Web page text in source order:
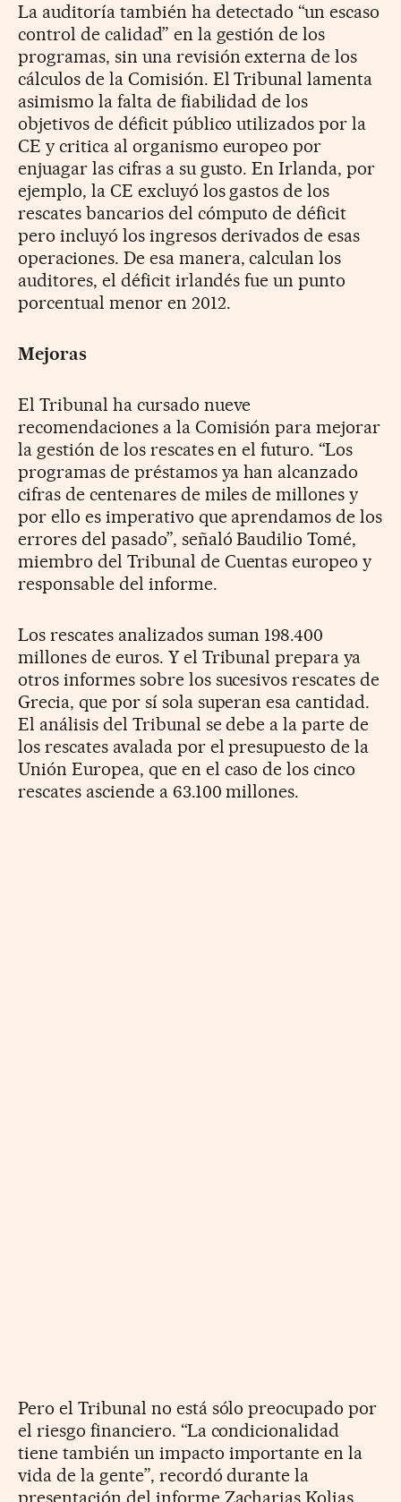
La auditoría también ha detectado “un escaso
control de calidad” en la gestión de los
programas, sin una revisión externa de los
cálculos de la Comisión. El Tribunal lamenta
asimismo la falta de fiabilidad de los
objetivos de déficit público utilizados por la
CE y critica al organismo europeo por
enjuagar las cifras a su gusto. En Irlanda, por
ejemplo, la CE excluyó los gastos de los
rescates bancarios del cómputo de déficit
pero incluyó los ingresos derivados de esas
operaciones. De esa manera, calculan los
auditores, el déficit irlandés fue un punto
porcentual menor en 2012.
Mejoras
El Tribunal ha cursado nueve
recomendaciones a la Comisión para mejorar
la gestión de los rescates en el futuro. “Los
programas de préstamos ya han alcanzado
cifras de centenares de miles de millones y
por ello es imperativo que aprendamos de los
errores del pasado”, señaló Baudilio Tomé,
miembro del Tribunal de Cuentas europeo y
responsable del informe.
Los rescates analizados suman 198.400
millones de euros. Y el Tribunal prepara ya
otros informes sobre los sucesivos rescates de
Grecia, que por sí sola superan esa cantidad.
El análisis del Tribunal se debe a la parte de
los rescates avalada por el presupuesto de la
Unión Europea, que en el caso de los cinco
rescates asciende a 63.100 millones.
Pero el Tribunal no está sólo preocupado por
el riesgo financiero. “La condicionalidad
tiene también un impacto importante en la
vida de la gente”, recordó durante la